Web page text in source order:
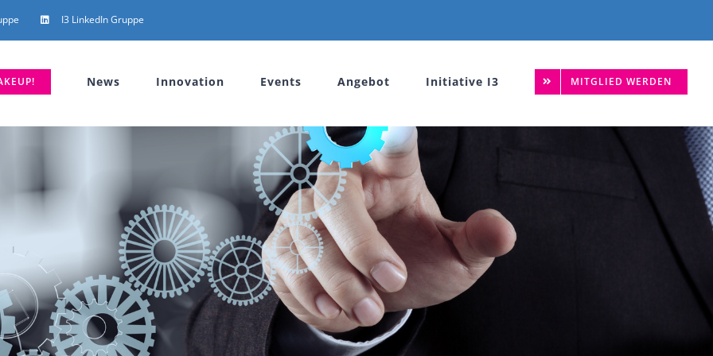
I3 LinkedIn Gruppe
News Innovation Events Angebot Initiative I3 MITGLIED WERDEN